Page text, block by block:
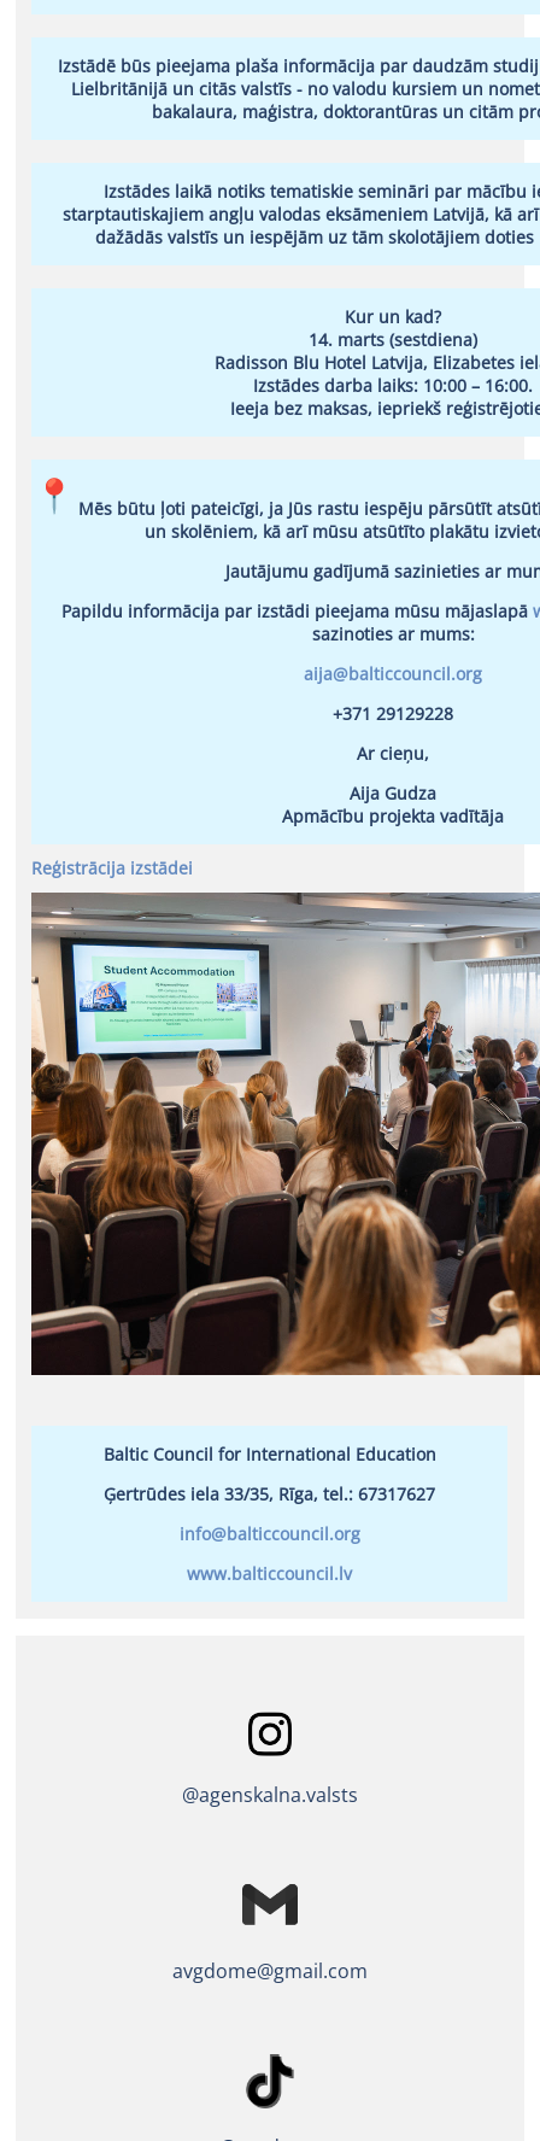
Izstādē būs pieejama plaša informācija par daudzām
Lielbritānijā un citās valstīs - no valodu kursiem un
bakalaura, maģistra, doktorantūras un citām
Izstādes laikā notiks tematiskie semināri par mācību
starptautiskajiem angļu valodas eksāmeniem Latvijā, kā
dažādās valstīs un iespējām uz tām skolotājiem
Kur un kad?
14. marts (sestdiena)
Radisson Blu Hotel Latvija, Elizabetes
Izstādes darba laiks: 10:00 – 16:00.
Ieeja bez maksas, iepriekš
Mēs būtu ļoti pateicīgi, ja Jūs rastu iespēju pārsūtīt
un skolēniem, kā arī mūsu atsūtīto plakātu
Jautājumu gadījumā sazinieties ar
Papildu informācija par izstādi pieejama mūsu mājaslapā
sazinoties ar mums:
aija@balticcouncil.org
+371 29129228
Ar cieņu,
Aija Gudza
Apmācību projekta vadītāja
Reģistrācija izstādei
Baltic Council for International Education
Ģertrūdes iela 33/35, Rīga, tel.: 67317627
info@balticcouncil.org
www.balticcouncil.lv
@agenskalna.valsts
avgdome@gmail.com